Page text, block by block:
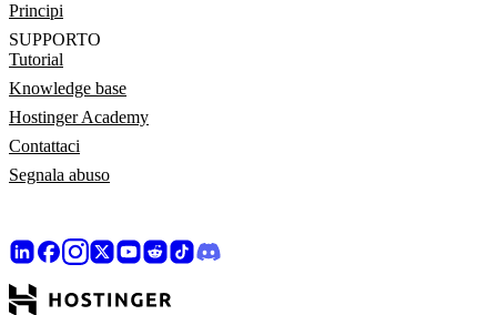
Principi
SUPPORTO
Tutorial
Knowledge base
Hostinger Academy
Contattaci
Segnala abuso